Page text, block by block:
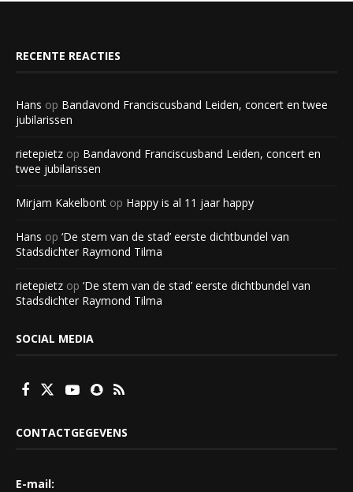
RECENTE REACTIES
Hans op Bandavond Franciscusband Leiden, concert en twee
jubilarissen
rietepietz op Bandavond Franciscusband Leiden, concert en
twee jubilarissen
Mirjam Kakelbont op Happy is al 11 jaar happy
Hans op ‘De stem van de stad’ eerste dichtbundel van
Stadsdichter Raymond Tilma
rietepietz op ‘De stem van de stad’ eerste dichtbundel van
Stadsdichter Raymond Tilma
SOCIAL MEDIA
CONTACTGEGEVENS
E-mail: